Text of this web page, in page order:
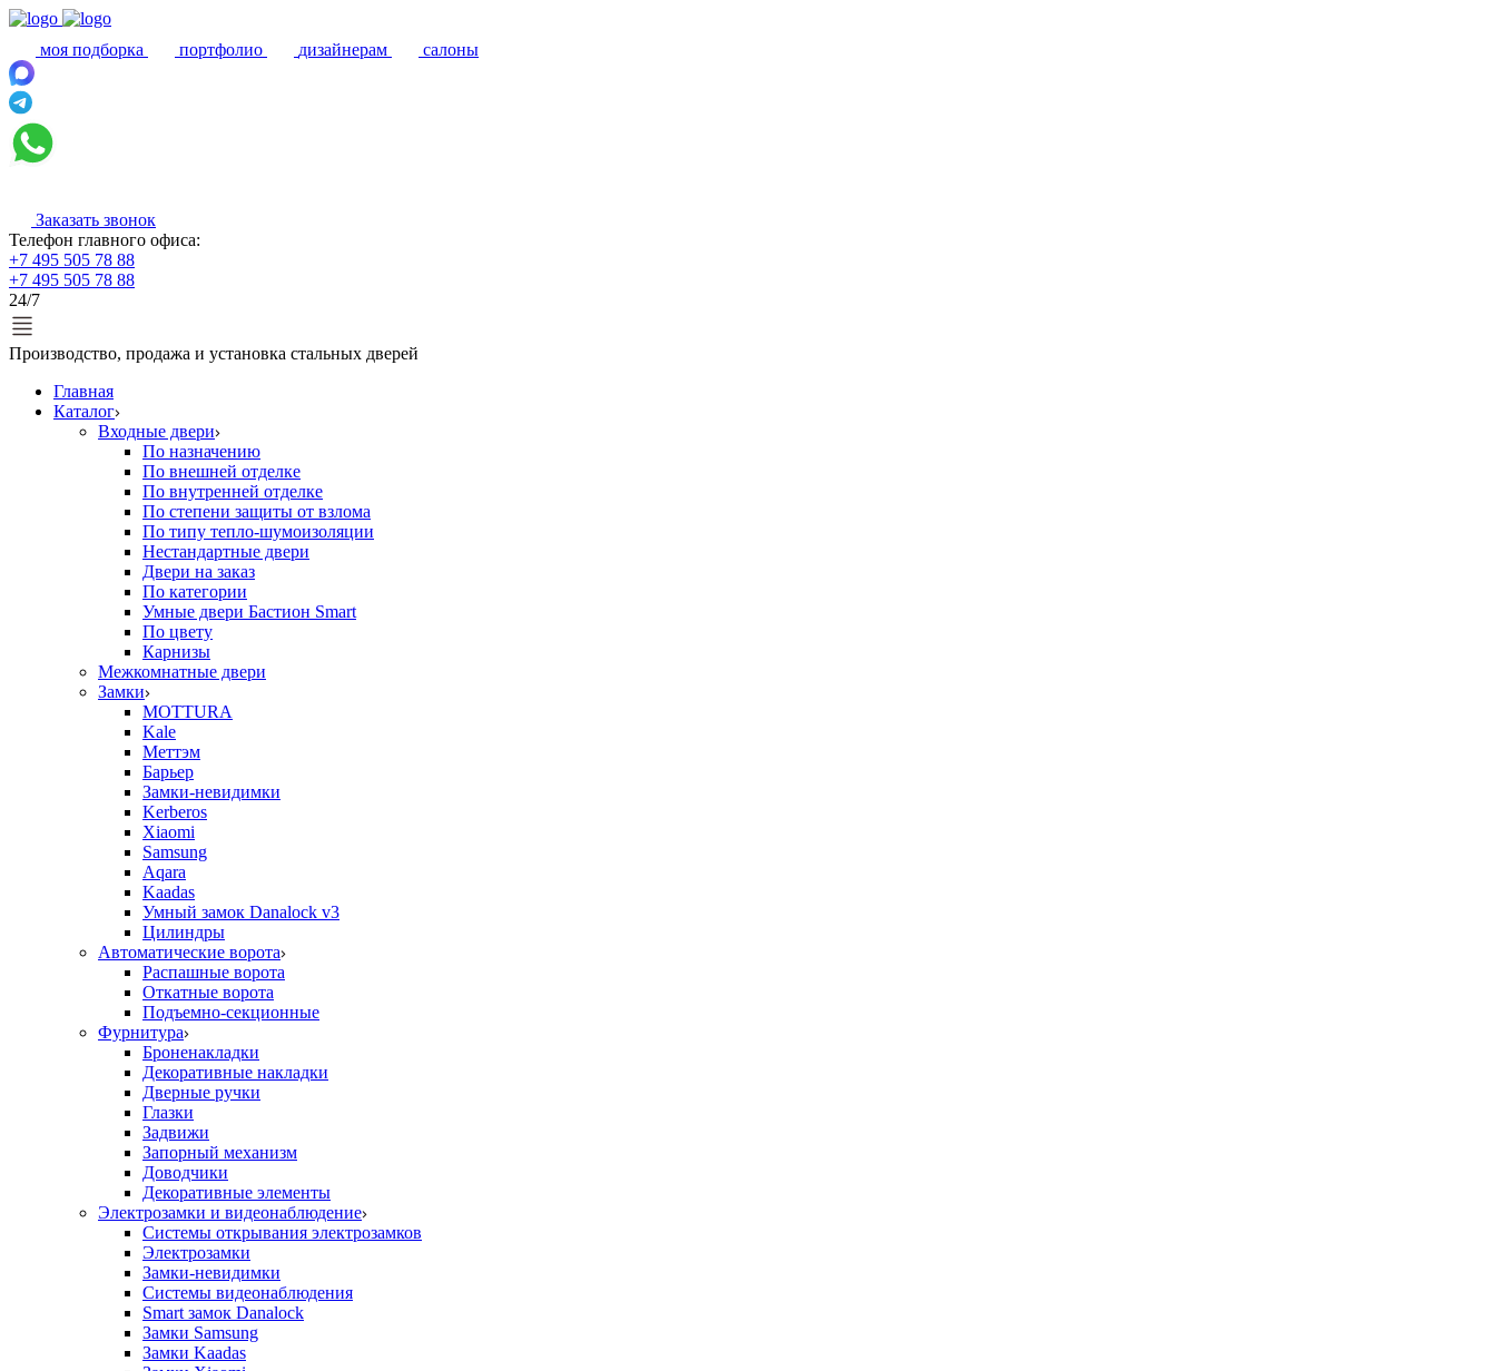
моя подборка портфолио дизайнерам салоны
Заказать звонок
Телефон главного офиса:
+7 495 505 78 88
+7 495 505 78 88
24/7
Производство, продажа и установка стальных дверей
Главная
Каталог
Входные двери
По назначению
По внешней отделке
По внутренней отделке
По степени защиты от взлома
По типу тепло-шумоизоляции
Нестандартные двери
Двери на заказ
По категории
Умные двери Бастион Smart
По цвету
Карнизы
Межкомнатные двери
Замки
MOTTURA
Kale
Меттэм
Барьер
Замки-невидимки
Kerberos
Xiaomi
Samsung
Aqara
Kaadas
Умный замок Danalock v3
Цилиндры
Автоматические ворота
Распашные ворота
Откатные ворота
Подъемно-секционные
Фурнитура
Броненакладки
Декоративные накладки
Дверные ручки
Глазки
Задвижи
Запорный механизм
Доводчики
Декоративные элементы
Электрозамки и видеонаблюдение
Системы открывания электрозамков
Электрозамки
Замки-невидимки
Системы видеонаблюдения
Smart замок Danalock
Замки Samsung
Замки Kaadas